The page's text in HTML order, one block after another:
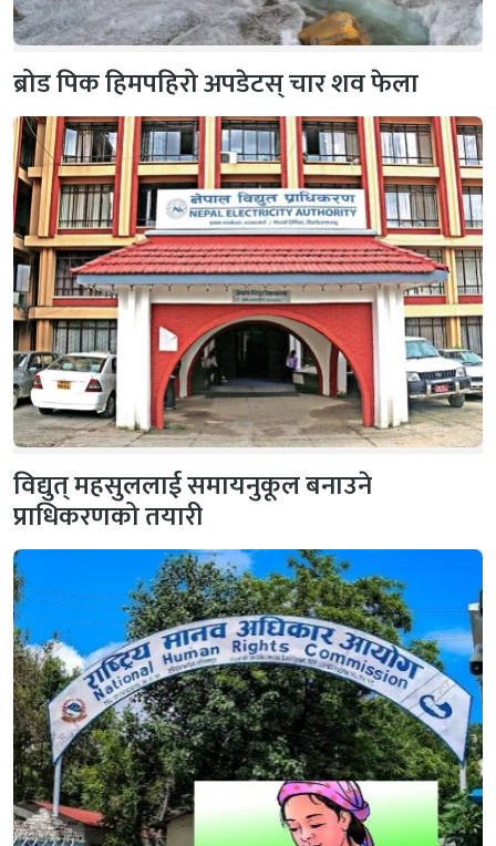
ब्रोड पिक हिमपहिरो अपडेटस् चार शव फेला
विद्युत् महसुललाई समायनुकूल बनाउने
प्राधिकरणको तयारी